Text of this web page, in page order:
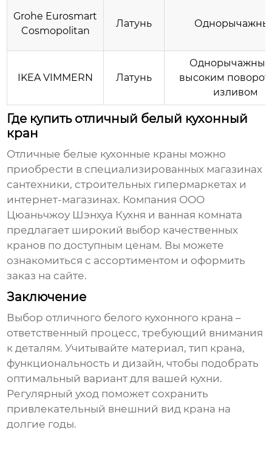
Grohe Eurosmart
Cosmopolitan
Латунь
IKEA VIMMERN Латунь
высоким
изливом
Где купить отличный белый кухонный
кран
Отличные белые кухонные краны можно
приобрести в специализированных магазинах
сантехники, строительных гипермаркетах и
интернет-магазинах. Компания ООО
Цюаньчжоу Шэнхуа Кухня и ванная комната
предлагает широкий выбор качественных
кранов по доступным ценам. Вы можете
ознакомиться с ассортиментом и оформить
заказ на сайте.
Заключение
Выбор отличного белого кухонного крана –
ответственный процесс, требующий внимания
к деталям. Учитывайте материал, тип крана,
функциональность и дизайн, чтобы подобрать
оптимальный вариант для вашей кухни.
Регулярный уход поможет сохранить
привлекательный внешний вид крана на
долгие годы.